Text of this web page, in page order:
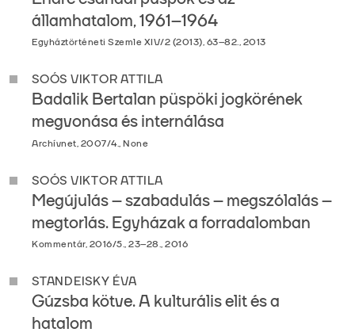
államhatalom, 1961–1964
Egyháztörténeti Szemle XIV/2 (2013), 63–82., 2013
SOÓS VIKTOR ATTILA
Badalik Bertalan püspöki jogkörének
megvonása és internálása
Archívnet, 2007/4., None
SOÓS VIKTOR ATTILA
Megújulás – szabadulás – megszólalás –
megtorlás. Egyházak a forradalomban
Kommentár, 2016/5., 23–28., 2016
STANDEISKY ÉVA
Gúzsba kötve. A kulturális elit és a
hatalom